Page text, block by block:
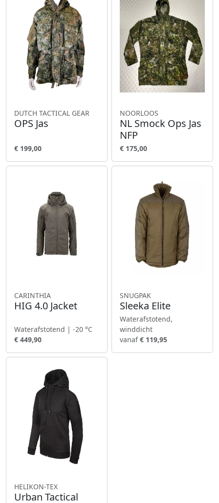
DUTCH TACTICAL GEAR
OPS Jas
€ 199,00
NOORLOOS
NL Smock Ops Jas
NFP
€ 175,00
CARINTHIA
HIG 4.0 Jacket
Waterafstotend | -20 °C
€ 449,90
SNUGPAK
Sleeka Elite
Waterafstotend,
winddicht
vanaf€ 119,95
HELIKON-TEX
Urban Tactical